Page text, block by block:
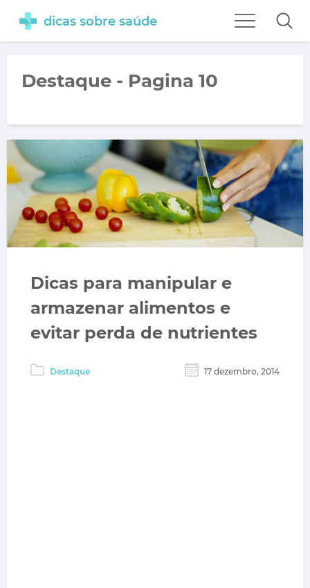
dicas sobre saúde
Destaque - Pagina 10
Dicas para manipular e
armazenar alimentos e
evitar perda de nutrientes
Destaque 17 dezembro, 2014